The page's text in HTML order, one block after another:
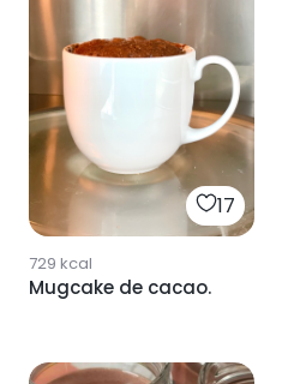
17
729 kcal
Mugcake de cacao.